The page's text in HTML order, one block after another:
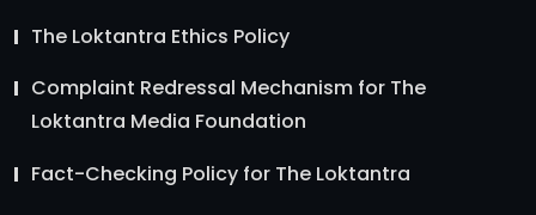
The Loktantra Ethics Policy
Complaint Redressal Mechanism for The
Loktantra Media Foundation
Fact-Checking Policy for The Loktantra